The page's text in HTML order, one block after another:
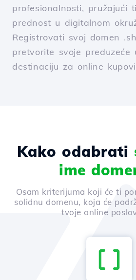
profesionalnosti, pružajući
prednost u digitalnom
Registrovati svoj domen
pretvorite svoje preduzeće
destinaciju za online
Kako odabrati
ime
Osam kriterijuma koji će ti
solidnu domenu, koja će
tvoje online